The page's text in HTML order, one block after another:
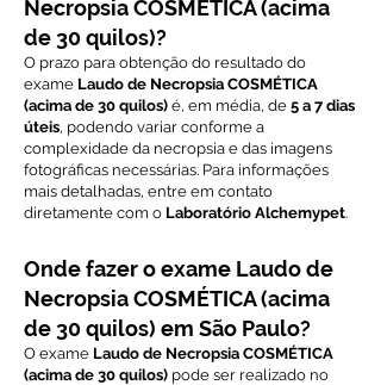
Necropsia COSMÉTICA (acima
de 30 quilos)?
O prazo para obtenção do resultado do
exame Laudo de Necropsia COSMÉTICA
(acima de 30 quilos) é, em média, de 5 a 7 dias
úteis, podendo variar conforme a
complexidade da necropsia e das imagens
fotográficas necessárias. Para informações
mais detalhadas, entre em contato
diretamente com o Laboratório Alchemypet.
Onde fazer o exame Laudo de
Necropsia COSMÉTICA (acima
de 30 quilos) em São Paulo?
O exame Laudo de Necropsia COSMÉTICA
(acima de 30 quilos) pode ser realizado no